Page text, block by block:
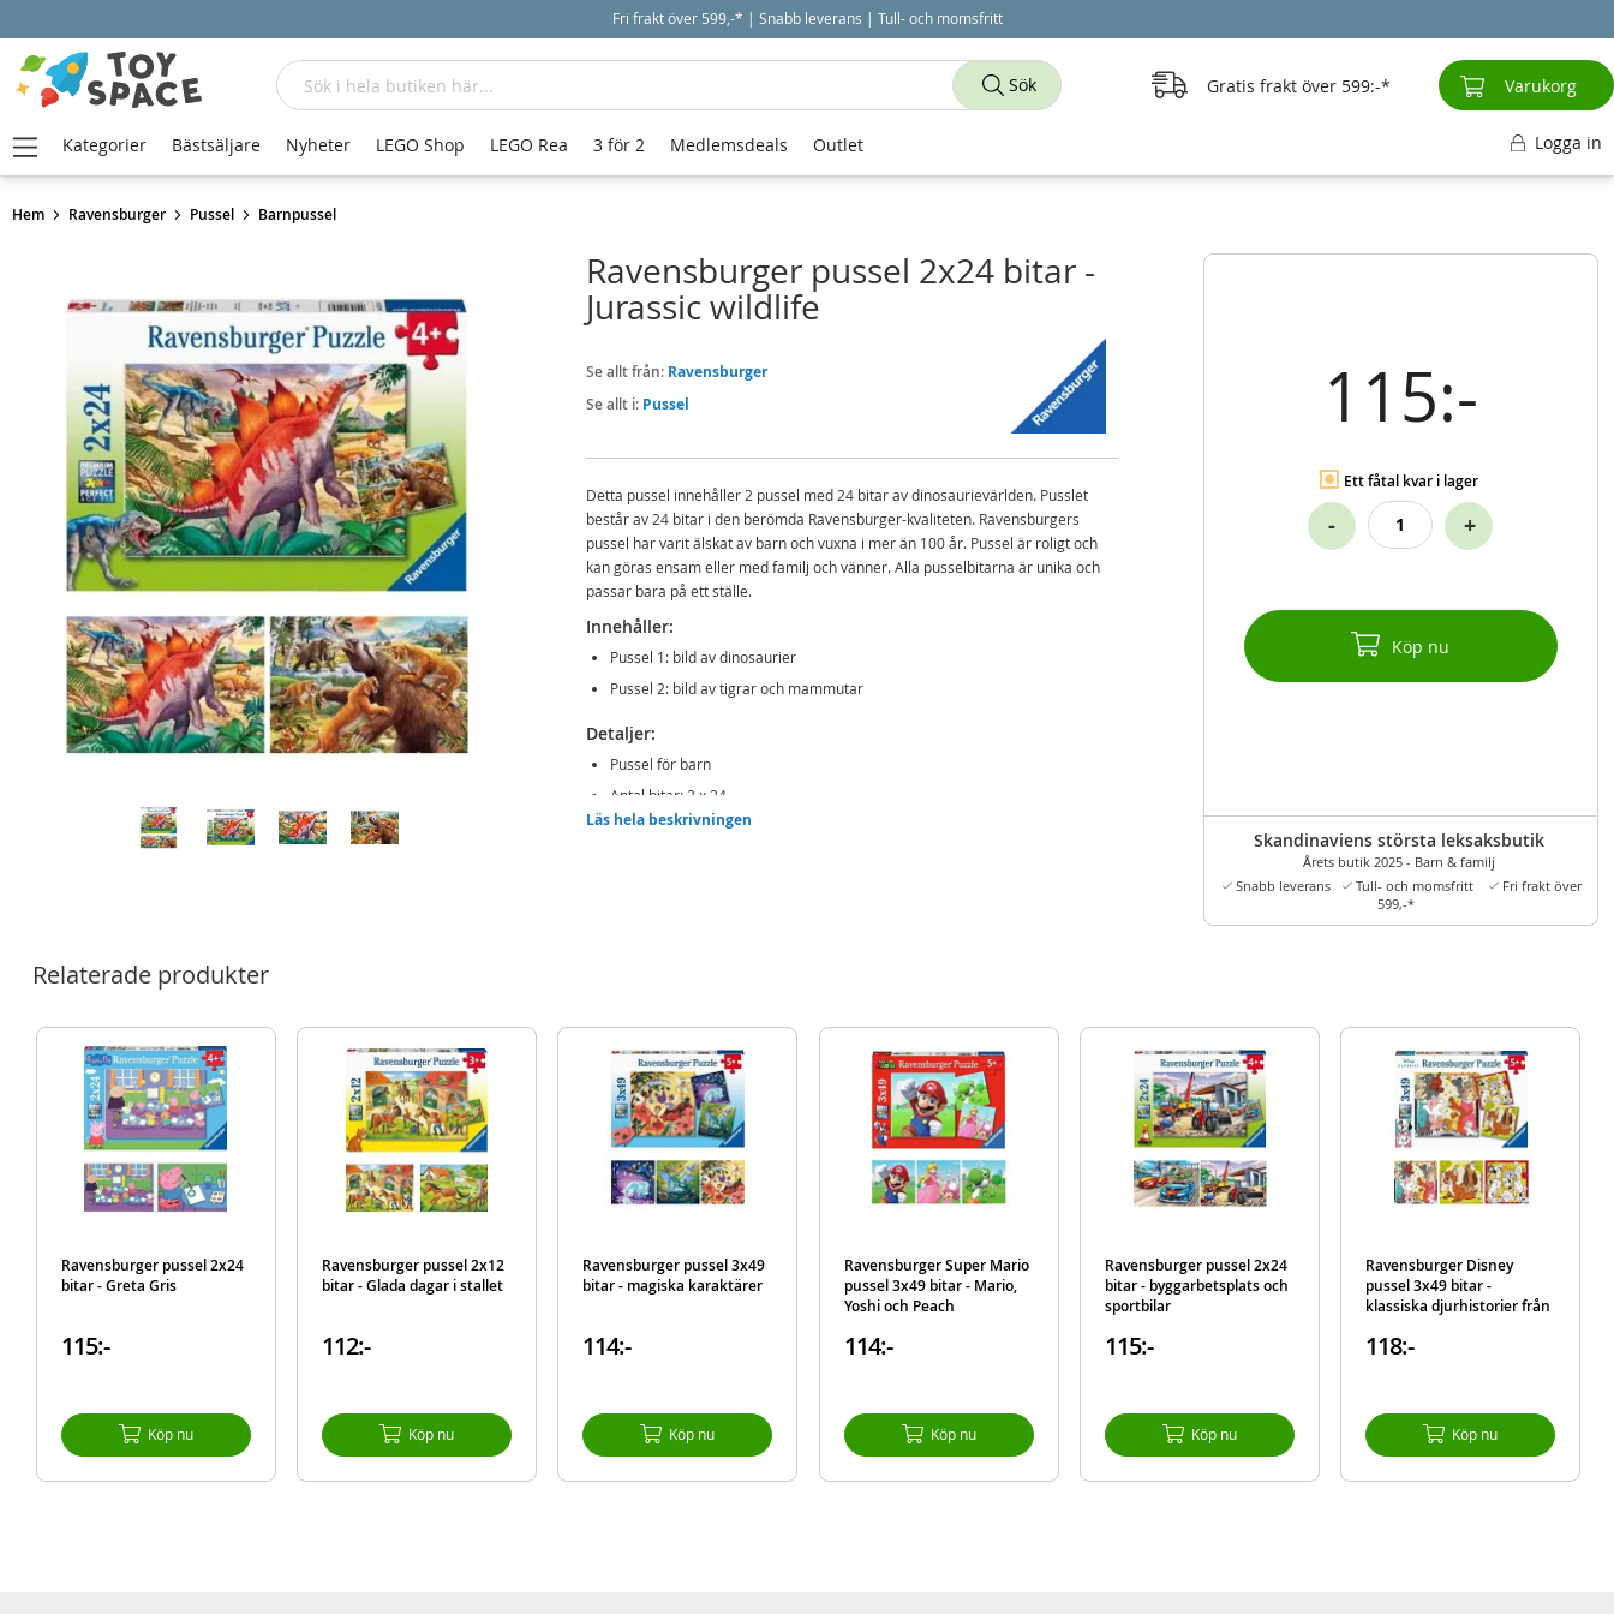
Fri frakt över 599,-* | Snabb leverans | Tull- och momsfritt
Hem Ravensburger Pussel Barnpussel
115:-
Ett fåtal kvar i lager
- +
Köp nu
Skandinaviens största leksaksbutik
Årets butik 2025 - Barn & familj
Snabb leverans
Tull- och momsfritt
Fri frakt över
599,-*
Ravensburger pussel 2x24 bitar -
Jurassic wildlife
Se allt från: Ravensburger
Se allt i: Pussel
Detta pussel innehåller 2 pussel med 24 bitar av dinosaurievärlden. Pusslet
består av 24 bitar i den berömda Ravensburger-kvaliteten. Ravensburgers
pussel har varit älskat av barn och vuxna i mer än 100 år. Pussel är roligt och
kan göras ensam eller med familj och vänner. Alla pusselbitarna är unika och
passar bara på ett ställe.
Innehåller:
Pussel 1: bild av dinosaurier
Pussel 2: bild av tigrar och mammutar
Detaljer:
Pussel för barn
Antal bitar: 2 x 24
Motiv: dinosaurievärlden
Läs hela beskrivningen
Relaterade produkter
Ravensburger pussel 2x24
bitar - Greta Gris
115:-
Köp nu
Ravensburger pussel 2x12
bitar - Glada dagar i stallet
112:-
Köp nu
Ravensburger pussel 3x49
bitar - magiska karaktärer
114:-
Köp nu
Ravensburger Super Mario
pussel 3x49 bitar - Mario,
Yoshi och Peach
114:-
Köp nu
Ravensburger pussel 2x24
bitar - byggarbetsplats och
sportbilar
115:-
Köp nu
Ravensburger Disney
pussel 3x49 bitar -
klassiska djurhistorier från
118:-
Köp nu
Sök
Sök Gratis frakt över 599:- Varukorg
Kategorier Bästsäljare Nyheter LEGO Shop LEGO Rea 3 för 2 Medlemsdeals Outlet Logga in